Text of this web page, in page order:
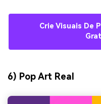
Crie Visuais De
6) Pop Art Real